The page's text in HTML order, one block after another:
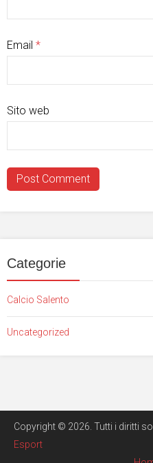
Email *
Sito web
Categorie
Calcio Salento
Uncategorized
Copyright © 2026. Tutti i diritti
Esport